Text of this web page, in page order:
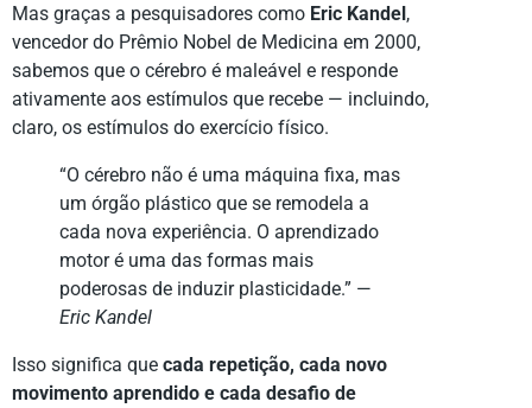
Mas graças a pesquisadores como Eric Kandel,
vencedor do Prêmio Nobel de Medicina em 2000,
sabemos que o cérebro é maleável e responde
ativamente aos estímulos que recebe — incluindo,
claro, os estímulos do exercício físico.
“O cérebro não é uma máquina fixa, mas
um órgão plástico que se remodela a
cada nova experiência. O aprendizado
motor é uma das formas mais
poderosas de induzir plasticidade.” —
Eric Kandel
Isso significa que cada repetição, cada novo
movimento aprendido e cada desafio de